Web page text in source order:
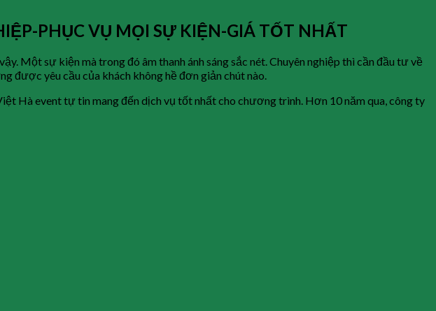
PHỤC VỤ MỌI SỰ KIỆN-GIÁ TỐT NHẤT
Một sự kiện mà trong đó âm thanh ánh sáng sắc nét. Chuyên nghiệp thì cần đầu tư về
được yêu cầu của khách không hề đơn giản chút nào.
Hà event tự tin mang đến dịch vụ tốt nhất cho chương trình. Hơn 10 năm qua, công ty